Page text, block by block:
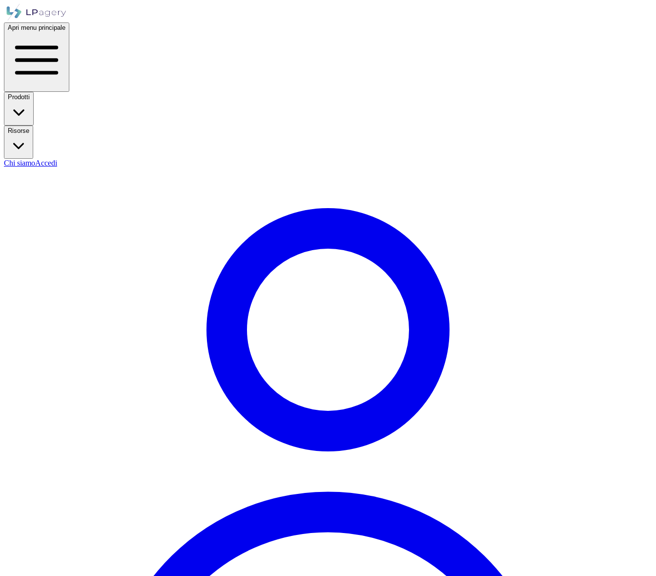
Apri menu principale
Prodotti
Risorse
Chi siamoAccedi